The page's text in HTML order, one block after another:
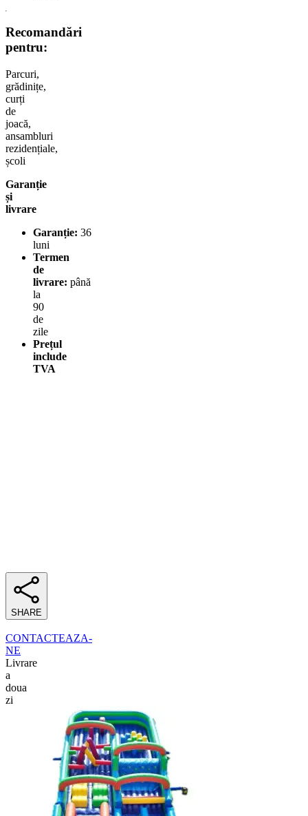
Recomandări
pentru:
Parcuri,
grădinițe,
curți
de
joacă,
ansambluri
rezidențiale,
școli
Garanție
și
livrare
Garanție: 36
luni
Termen
de
livrare: până
la
90
de
zile
Prețul
include
TVA
SHARE
CONTACTEAZA-
NE
Livrare
a
doua
zi